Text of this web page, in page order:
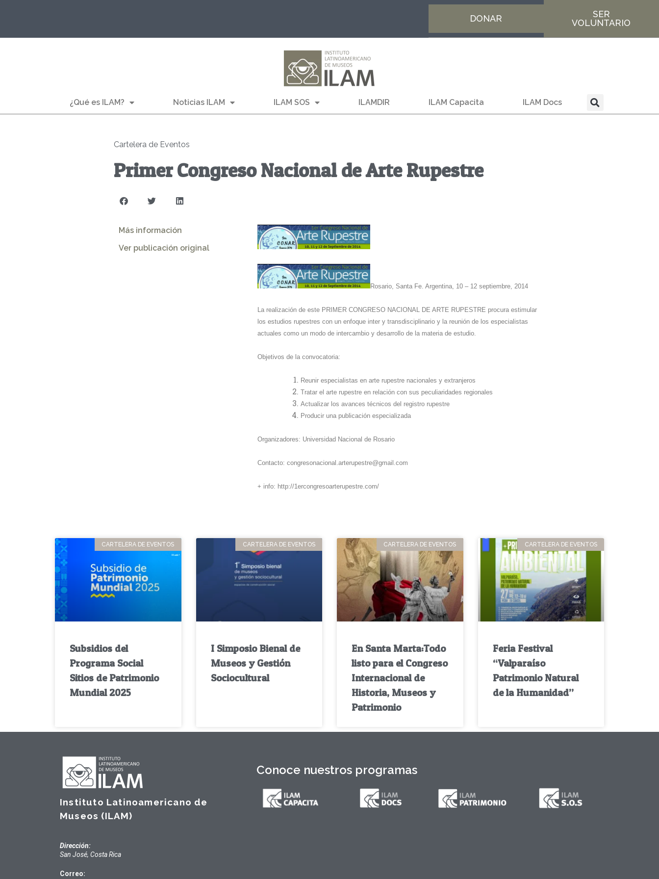
DONAR
SER
VOLUNTARIO
¿Qué es ILAM? Noticias ILAM ILAM SOS ILAMDIR ILAM Capacita ILAM Docs
Cartelera de Eventos
Primer Congreso Nacional de Arte Rupestre
Más información
Ver publicación original
Rosario, Santa Fe. Argentina, 10 – 12 septiembre, 2014
La realización de este PRIMER CONGRESO NACIONAL DE ARTE RUPESTRE procura estimular
los estudios rupestres con un enfoque inter y transdisciplinario y la reunión de los especialistas
actuales como un modo de intercambio y desarrollo de la materia de estudio.
Objetivos de la convocatoria:
Reunir especialistas en arte rupestre nacionales y extranjeros
Tratar el arte rupestre en relación con sus peculiaridades regionales
Actualizar los avances técnicos del registro rupestre
Producir una publicación especializada
Organizadores: Universidad Nacional de Rosario
Contacto:congresonacional.arterupestre@gmail.com
+ info: http://1ercongresoarterupestre.com/
CARTELERA DE EVENTOS
Subsidios del
Programa Social
Sitios de Patrimonio
Mundial 2025
CARTELERA DE EVENTOS
I Simposio Bienal de
Museos y Gestión
Sociocultural
CARTELERA DE EVENTOS
En Santa Marta:Todo
listo para el Congreso
Internacional de
Historia, Museos y
Patrimonio
CARTELERA DE EVENTOS
Feria Festival
“Valparaíso
Patrimonio Natural
de la Humanidad”
Conoce nuestros programas
Instituto Latinoamericano de
Museos (ILAM)
Dirección:
San José, Costa Rica
Correo: